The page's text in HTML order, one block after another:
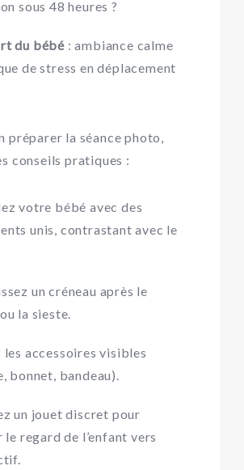
sous 48 heures ?
du bébé : ambiance calme
de stress en déplacement
préparer la séance photo,
conseils pratiques :
votre bébé avec des
unis, contrastant avec le
un créneau après le
la sieste.
les accessoires visibles
bonnet, bandeau).
un jouet discret pour
regard de l’enfant vers